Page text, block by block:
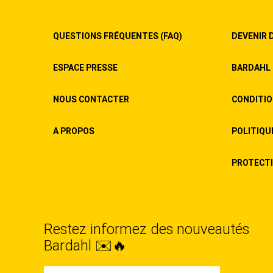
QUESTIONS FRÉQUENTES (FAQ)
ESPACE PRESSE
NOUS CONTACTER
A PROPOS
DEVENIR
Restez informez des nouveautés
Bardahl ✉️🔥